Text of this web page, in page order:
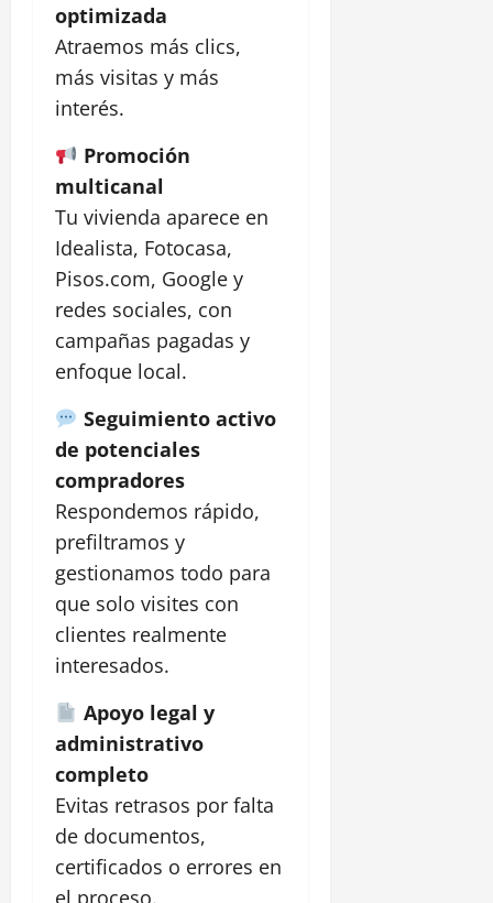
optimizada
Atraemos más clics,
más visitas y más
interés.
Promoción
multicanal
Tu vivienda aparece en
Idealista, Fotocasa,
Pisos.com, Google y
redes sociales, con
campañas pagadas y
enfoque local.
Seguimiento activo
de potenciales
compradores
Respondemos rápido,
prefiltramos y
gestionamos todo para
que solo visites con
clientes realmente
interesados.
Apoyo legal y
administrativo
completo
Evitas retrasos por falta
de documentos,
certificados o errores en
el proceso.